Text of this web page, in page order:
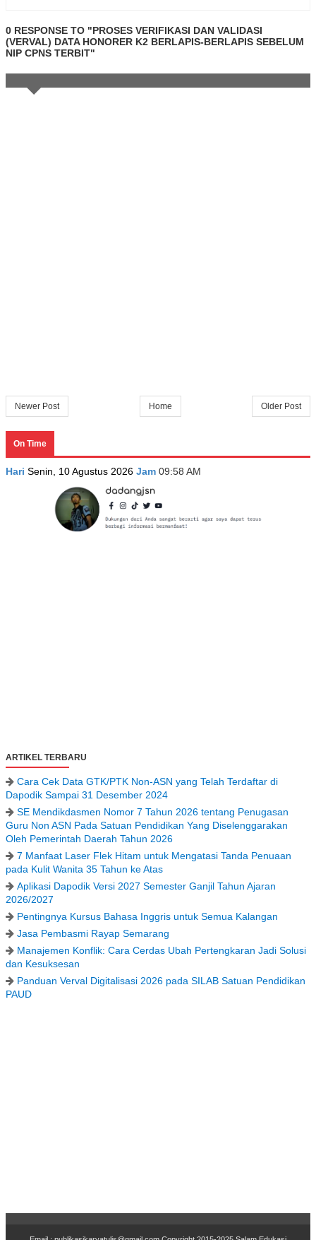
0 RESPONSE TO "PROSES VERIFIKASI DAN VALIDASI
(VERVAL) DATA HONORER K2 BERLAPIS-BERLAPIS SEBELUM
NIP CPNS TERBIT"
Newer Post Older Post
Home
On Time
Hari Senin, 10 Agustus 2026 Jam 09:58 AM
ARTIKEL TERBARU
Cara Cek Data GTK/PTK Non-ASN yang Telah Terdaftar di
Dapodik Sampai 31 Desember 2024
SE Mendikdasmen Nomor 7 Tahun 2026 tentang Penugasan
Guru Non ASN Pada Satuan Pendidikan Yang Diselenggarakan
Oleh Pemerintah Daerah Tahun 2026
7 Manfaat Laser Flek Hitam untuk Mengatasi Tanda Penuaan
pada Kulit Wanita 35 Tahun ke Atas
Aplikasi Dapodik Versi 2027 Semester Ganjil Tahun Ajaran
2026/2027
Pentingnya Kursus Bahasa Inggris untuk Semua Kalangan
Jasa Pembasmi Rayap Semarang
Manajemen Konflik: Cara Cerdas Ubah Pertengkaran Jadi Solusi
dan Kesuksesan
Panduan Verval Digitalisasi 2026 pada SILAB Satuan Pendidikan
PAUD